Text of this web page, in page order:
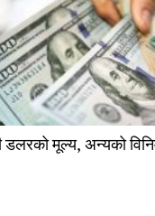
डलरको मूल्य, अन्यको